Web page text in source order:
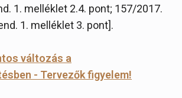
1. melléklet 2.4. pont; 157/2017.
1. melléklet 3. pont].
változás a
- Tervezők figyelem!